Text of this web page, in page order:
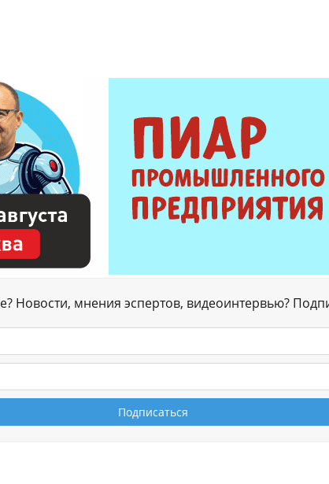
Новости, мнения эспертов, видеоинтервью?